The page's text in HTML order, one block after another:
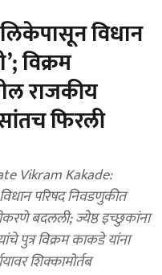
विधान
विक्रम
राजकीय
फिरली
Vikram Kakade:
परिषद निवडणुकीत
बदलली; ज्येष्ठ इच्छुकांना
विक्रम काकडे यांना
शिक्कामोर्तब